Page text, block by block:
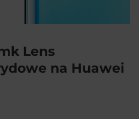
Lens
na Huawei